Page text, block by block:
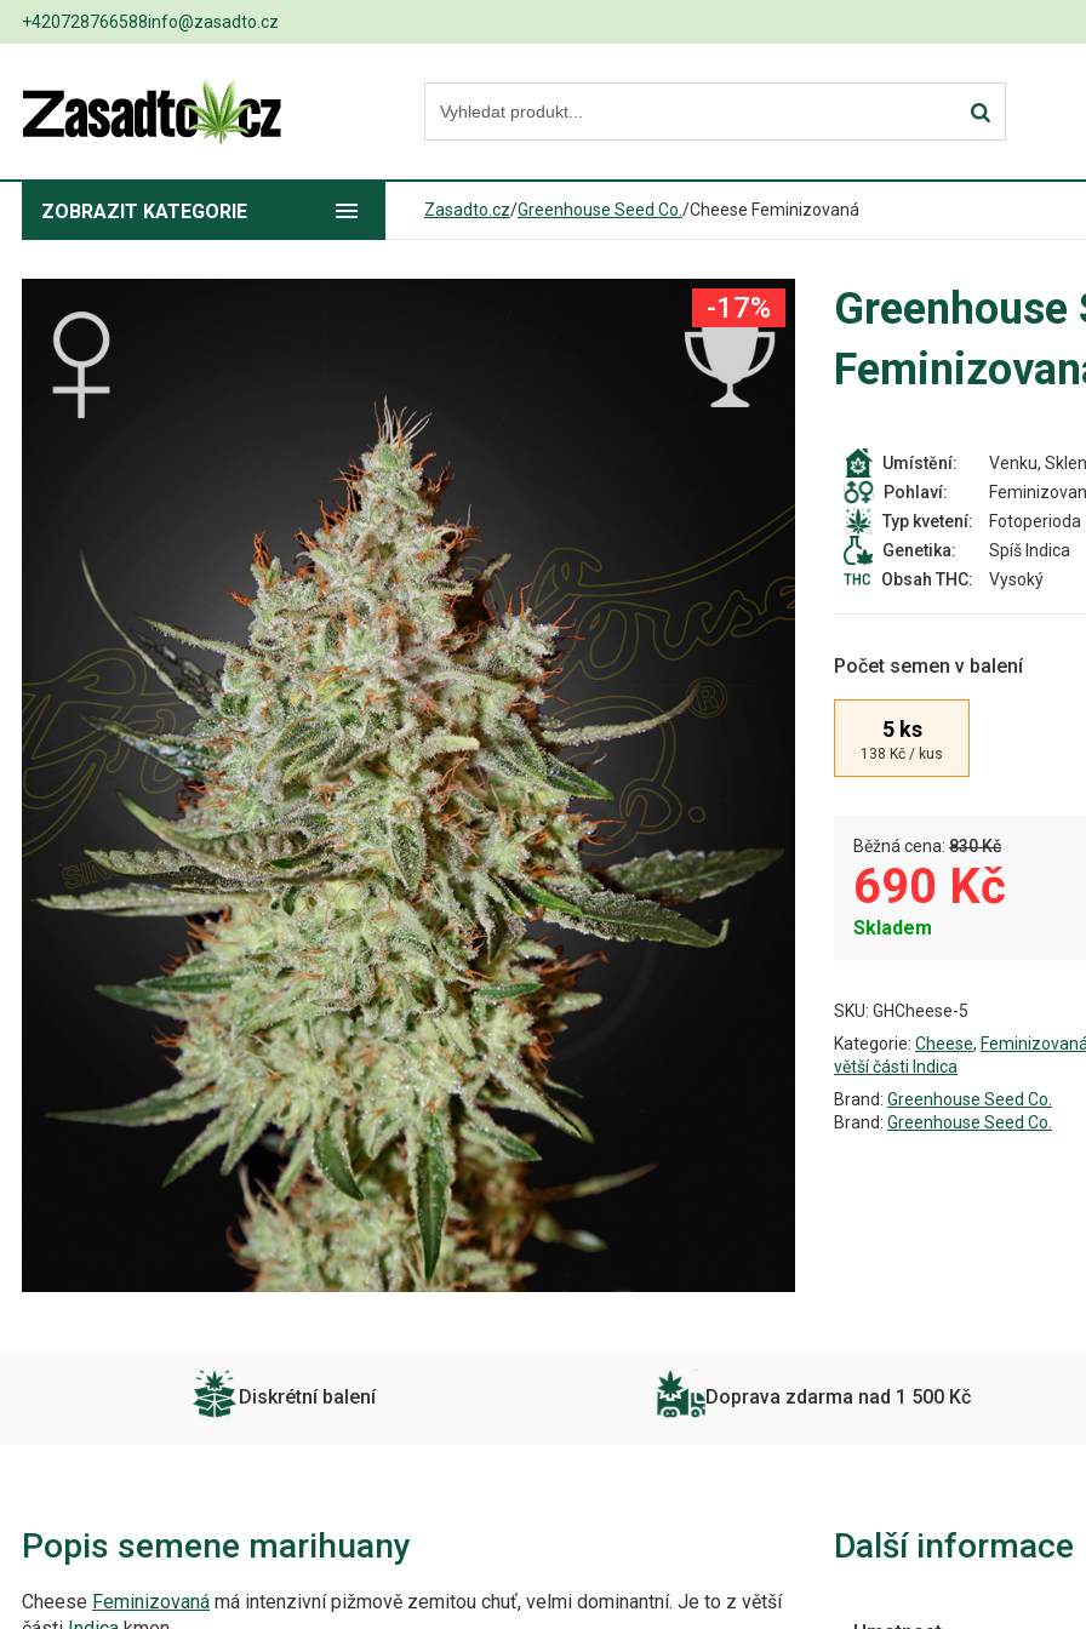
+420728766588info@zasadto.cz
ZOBRAZIT KATEGORIE Zasadto.cz/Greenhouse Seed Co. /Cheese Feminizovaná
Greenhouse
Umístění:
Venku,
Pohlaví:
Typ kvetení:
Fotoperioda
Genetika:
Spíš Indica
Obsah THC:
Vysoký
Počet semen v balení
5 ks
138 Kč / kus
Běžná cena: 830 Kč
-17%
690 Kč
Skladem
SKU: GHCheese-5
Kategorie: Cheese,
větší části Indica
Brand: Greenhouse Seed Co.
Brand: Greenhouse Seed Co.
Diskrétní balení Doprava zdarma nad 1 500 Kč
Popis semene marihuany
Cheese Feminizovaná má intenzivní pižmově zemitou chuť, velmi dominantní. Je to z větší
Další informace